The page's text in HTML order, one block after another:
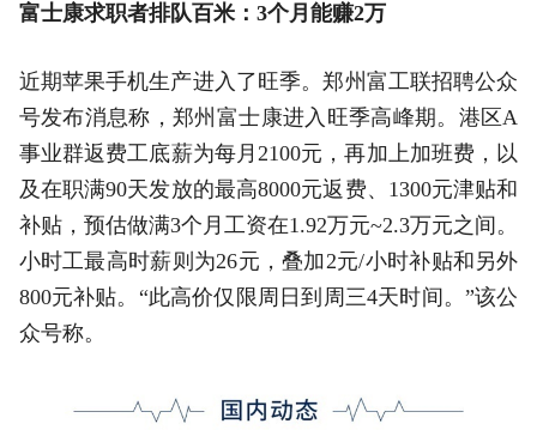
富士康求职者排队百米：3个月能赚2万
近期苹果手机生产进入了旺季。郑州富工联招聘公众
号发布消息称，郑州富士康进入旺季高峰期。港区A
事业群返费工底薪为每月2100元，再加上加班费，以
及在职满90天发放的最高8000元返费、1300元津贴和
补贴，预估做满3个月工资在1.92万元~2.3万元之间。
小时工最高时薪则为26元，叠加2元/小时补贴和另外
800元补贴。“此高价仅限周日到周三4天时间。”该公
众号称。